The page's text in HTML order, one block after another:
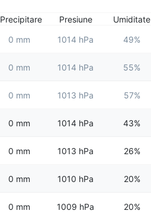
Precipitare Presiune Umiditate
0 mm 1014 hPa 49%
0 mm 1014 hPa 55%
0 mm 1013 hPa 57%
0 mm 1014 hPa 43%
0 mm 1013 hPa 26%
0 mm 1010 hPa 20%
0 mm 1009 hPa 20%